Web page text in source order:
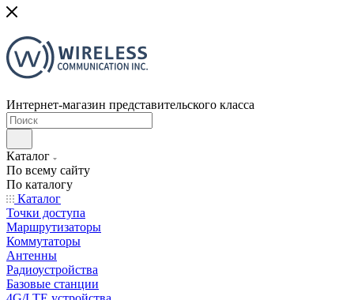
Интернет-магазин представительского класса
Каталог
По всему сайту
По каталогу
Каталог
Точки доступа
Маршрутизаторы
Коммутаторы
Антенны
Радиоустройства
Базовые станции